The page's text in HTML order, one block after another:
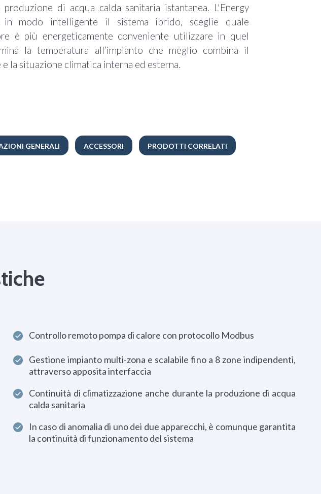
di acqua calda sanitaria istantanea. L'Energy
in modo intelligente il sistema ibrido, sceglie quale
è più energeticamente conveniente utilizzare in quel
la temperatura all’impianto che meglio combina il
la situazione climatica interna ed esterna.
GENERALI ACCESSORI PRODOTTI CORRELATI
Controllo remoto pompa di calore con protocollo Modbus
Gestione impianto multi-zona e scalabile fino a 8 zone indipendenti,
attraverso apposita interfaccia
Continuità di climatizzazione anche durante la produzione di acqua
calda sanitaria
In caso di anomalia di uno dei due apparecchi, è comunque garantita
la continuità di funzionamento del sistema